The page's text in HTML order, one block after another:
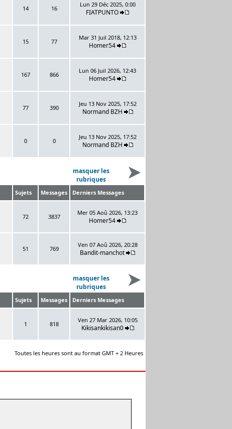
14 16
Lun 29 Déc 2025, 0:00
FIATPUNTO
15 77
Mar 31 Juil 2018, 12:13
Homer54
167 866
Lun 06 Juil 2026, 12:43
Homer54
77 390
Jeu 13 Nov 2025, 17:52
Normand BZH
0 0
Jeu 13 Nov 2025, 17:52
Normand BZH
masquer les
rubriques
Sujets Messages Derniers Messages
72 3837
Mer 05 Aoû 2026, 13:23
Homer54
51 769
Ven 07 Aoû 2026, 20:28
Bandit-manchot
masquer les
rubriques
Sujets Messages Derniers Messages
1 818
Ven 27 Mar 2026, 10:05
Kikisankikisan0
Toutes les heures sont au format GMT + 2 Heures